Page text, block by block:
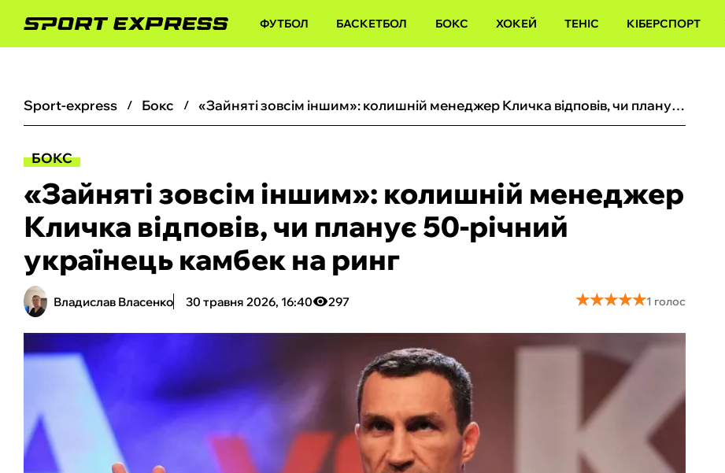
ФУТБОЛ БАСКЕТБОЛ БОКС ХОКЕЙ ТЕНІС КІБЕРСПОРТ
sport-express бокс «Зайняті зовсім іншим»: колишній менеджер Кличка відповів, чи планує 50-річний українець камбек на ринг
БОКС
«Зайняті зовсім іншим»: колишній менеджер
Кличка відповів, чи планує 50-річний
українець камбек на ринг
Владислав Власенко 30 травня 2026, 16:40 297 ★★★★★
★★★★★1 голос